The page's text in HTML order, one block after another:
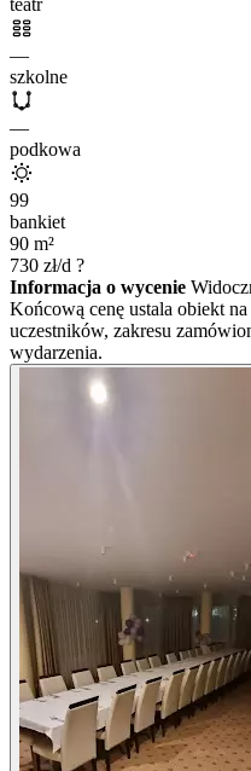
teatr
—
szkolne
—
podkowa
99
bankiet
90 m²
730 zł/d ?
Informacja o wycenie
Końcową cenę ustala obiekt
uczestników, zakresu
wydarzenia.